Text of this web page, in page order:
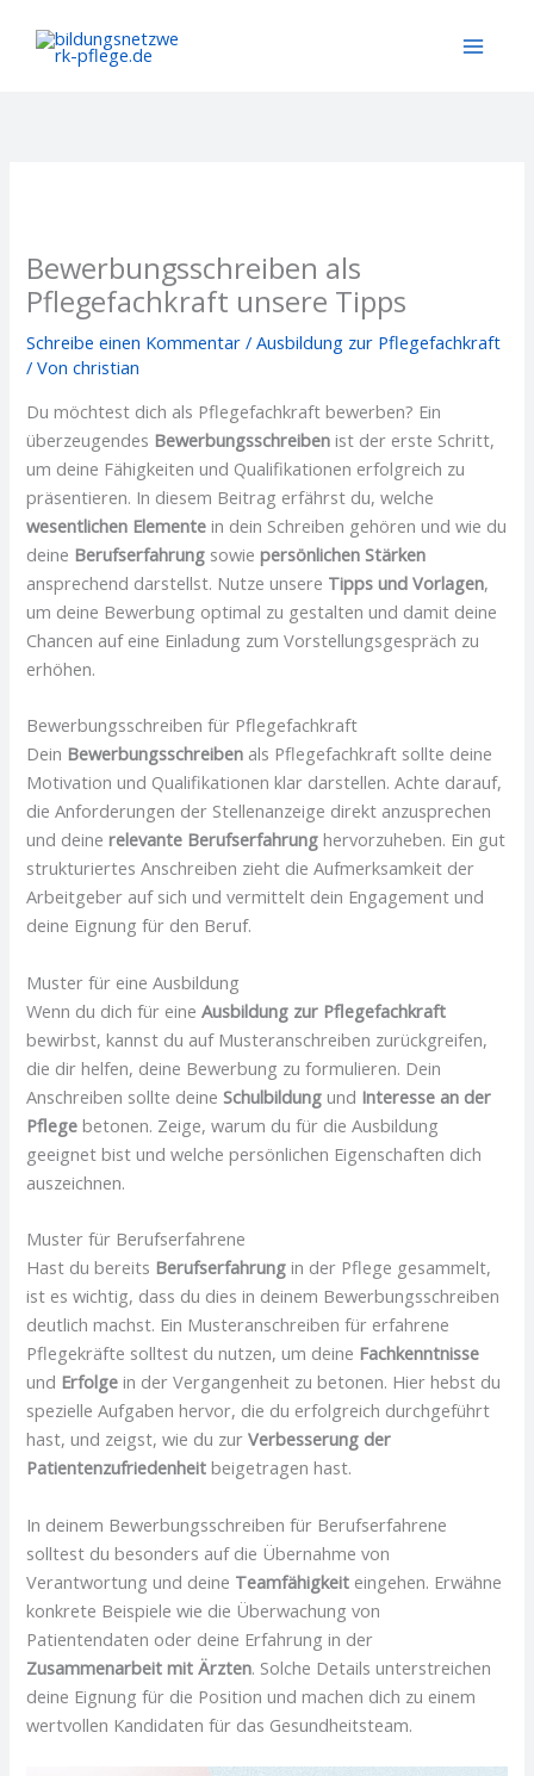
Inhalt
Bewerbungsschreiben als
Pflegefachkraft​ unsere Tipps
Schreibe einen Kommentar /Ausbildung zur Pflegefachkraft​
/ Vonchristian
Du möchtest dich als Pflegefachkraft bewerben? Ein
überzeugendes Bewerbungsschreiben ist der erste Schritt,
um deine Fähigkeiten und Qualifikationen erfolgreich zu
präsentieren. In diesem Beitrag erfährst du, welche
wesentlichen Elemente in dein Schreiben gehören und wie du
deine Berufserfahrung sowiepersönlichen Stärken
ansprechend darstellst. Nutze unsere Tipps und Vorlagen,
um deine Bewerbung optimal zu gestalten und damit deine
Chancen auf eine Einladung zum Vorstellungsgespräch zu
erhöhen.
Bewerbungsschreiben für Pflegefachkraft
Dein Bewerbungsschreiben als Pflegefachkraft sollte deine
Motivation und Qualifikationen klar darstellen. Achte darauf,
die Anforderungen der Stellenanzeige direkt anzusprechen
und deinerelevante Berufserfahrung hervorzuheben. Ein gut
strukturiertes Anschreiben zieht die Aufmerksamkeit der
Arbeitgeber auf sich und vermittelt dein Engagement und
deine Eignung für den Beruf.
Muster für eine Ausbildung
Wenn du dich für eineAusbildung zur Pflegefachkraft
bewirbst, kannst du auf Musteranschreiben zurückgreifen,
die dir helfen, deine Bewerbung zu formulieren. Dein
Anschreiben sollte deineSchulbildung und Interesse an der
Pflege betonen. Zeige, warum du für die Ausbildung
geeignet bist und welche persönlichen Eigenschaften dich
auszeichnen.
Muster für Berufserfahrene
Hast du bereits Berufserfahrung in der Pflege gesammelt,
ist es wichtig, dass du dies in deinem Bewerbungsschreiben
deutlich machst. Ein Musteranschreiben für erfahrene
Pflegekräfte solltest du nutzen, um deine Fachkenntnisse
und Erfolge in der Vergangenheit zu betonen. Hier hebst du
spezielle Aufgaben hervor, die du erfolgreich durchgeführt
hast, und zeigst, wie du zurVerbesserung der
Patientenzufriedenheit beigetragen hast.
In deinem Bewerbungsschreiben für Berufserfahrene
solltest du besonders auf die Übernahme von
Verantwortung und deine Teamfähigkeit eingehen. Erwähne
konkrete Beispiele wie die Überwachung von
Patientendaten oder deine Erfahrung in der
Zusammenarbeit mit Ärzten. Solche Details unterstreichen
deine Eignung für die Position und machen dich zu einem
wertvollen Kandidaten für das Gesundheitsteam.